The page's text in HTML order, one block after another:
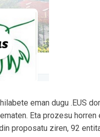
eman dugu .EUS
Eta prozesu horren
proposatu ziren, 92